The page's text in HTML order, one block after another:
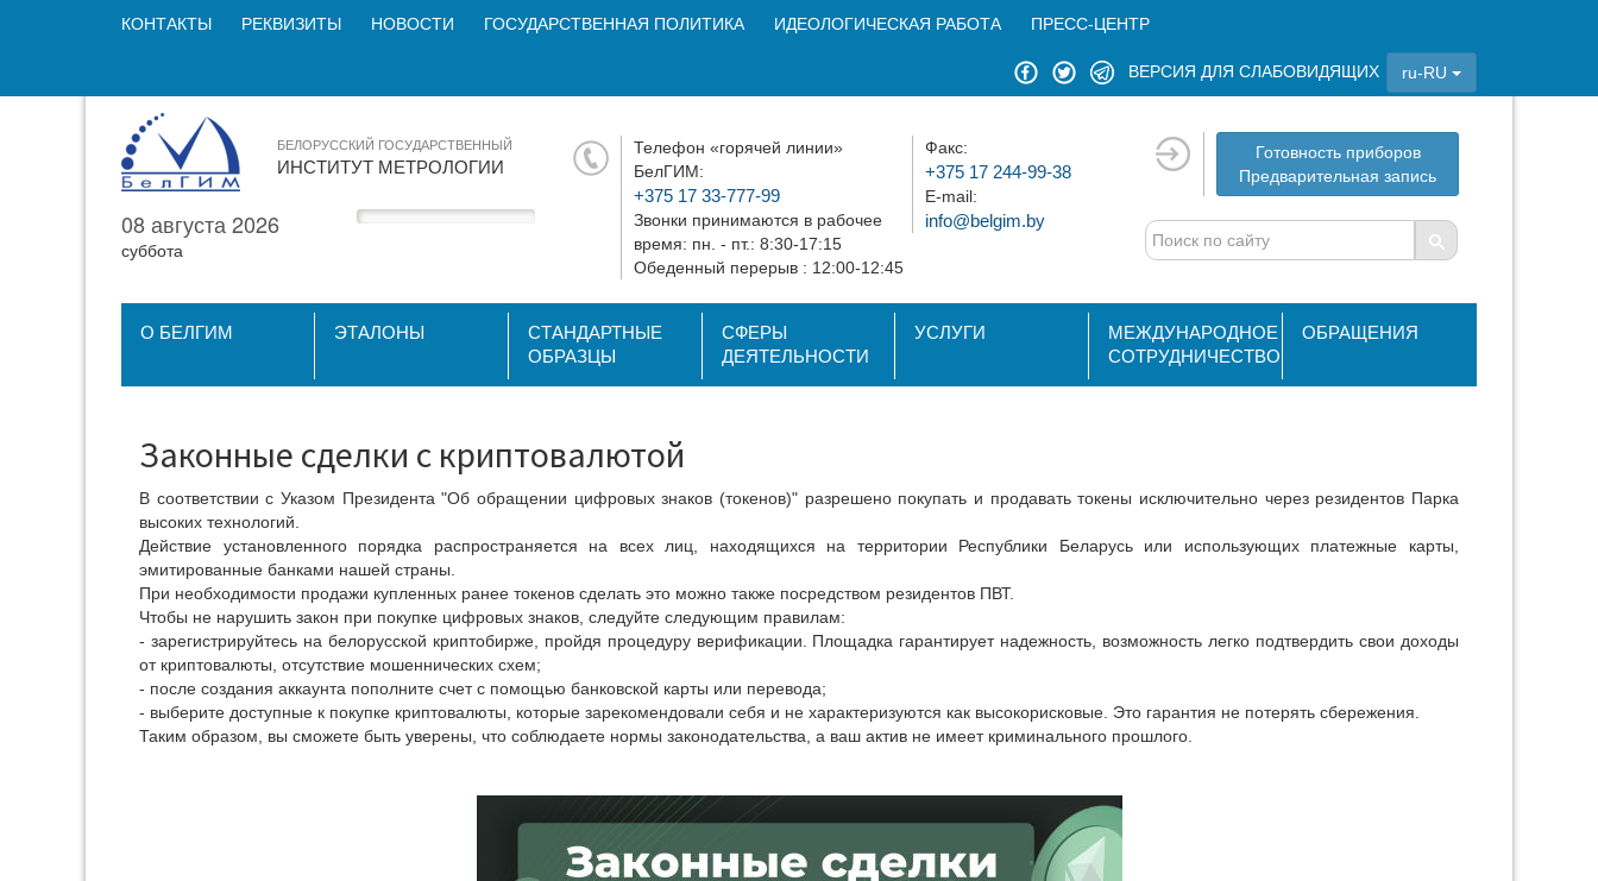
КОНТАКТЫ РЕКВИЗИТЫ НОВОСТИ ГОСУДАРСТВЕННАЯ ПОЛИТИКА ИДЕОЛОГИЧЕСКАЯ РАБОТА ПРЕСС-ЦЕНТР
ВЕРСИЯ ДЛЯ СЛАБОВИДЯЩИХ ru-RU
БЕЛОРУССКИЙ ГОСУДАРСТВЕННЫЙ
ИНСТИТУТ МЕТРОЛОГИИ
08 августа 2026
суббота
Телефон «горячей линии»
БелГИМ:
+375 17 33-777-99
Звонки принимаются в рабочее
время: пн. - пт.: 8:30-17:15
Обеденный перерыв : 12:00-12:45
Факс:
+375 17 244-99-38
E-mail:
info@belgim.by
Готовность приборов
Предварительная запись
О БЕЛГИМ ЭТАЛОНЫ
СТАНДАРТНЫЕ
ОБРАЗЦЫ
СФЕРЫ
ДЕЯТЕЛЬНОСТИ
УСЛУГИ
МЕЖДУНАРОДНОЕ
СОТРУДНИЧЕСТВО
ОБРАЩЕНИЯ
Законные сделки с криптовалютой
В соответствии с Указом Президента "Об обращении цифровых знаков (токенов)" разрешено покупать и продавать токены исключительно через резидентов Парка
высоких технологий.
Действие установленного порядка распространяется на всех лиц, находящихся на территории Республики Беларусь или использующих платежные карты,
эмитированные банками нашей страны.
При необходимости продажи купленных ранее токенов сделать это можно также посредством резидентов ПВТ.
Чтобы не нарушить закон при покупке цифровых знаков, следуйте следующим правилам:
- зарегистрируйтесь на белорусской криптобирже, пройдя процедуру верификации. Площадка гарантирует надежность, возможность легко подтвердить свои доходы
от криптовалюты, отсутствие мошеннических схем;
- после создания аккаунта пополните счет с помощью банковской карты или перевода;
- выберите доступные к покупке криптовалюты, которые зарекомендовали себя и не характеризуются как высокорисковые. Это гарантия не потерять сбережения.
Таким образом, вы сможете быть уверены, что соблюдаете нормы законодательства, а ваш актив не имеет криминального прошлого.